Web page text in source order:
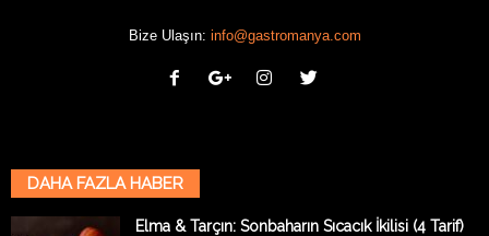
Bize Ulaşın: info@gastromanya.com
DAHA FAZLA HABER
Elma & Tarçın: Sonbaharın Sıcacık İkilisi (4 Tarif)